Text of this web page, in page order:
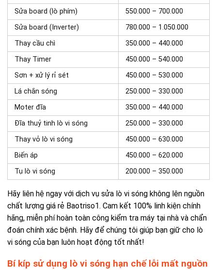
Sửa board (lò phím)
550.000 – 700.000
Sửa board (Inverter)
780.000 – 1.050.000
Thay cầu chì
350.000 – 440.000
Thay Timer
450.000 – 540.000
Sơn + xử lý rỉ sét
450.000 – 530.000
Lá chắn sóng
250.000 – 330.000
Moter đĩa
350.000 – 440.000
Đĩa thuỷ tinh lò vi sóng
250.000 – 330.000
Thay vỏ lò vi sóng
450.000 – 630.000
Biến áp
450.000 – 620.000
Tụ lò vi sóng
200.000 – 350.000
Hãy liên hệ ngay với dịch vụ sửa lò vi sóng không lên nguồn
chất lượng giá rẻ Baotriso1. Cam kết 100% linh kiện chính
hãng, miễn phí hoàn toàn công kiểm tra máy tại nhà và chẩn
đoán chính xác bệnh. Hãy để chúng tôi giúp bạn giữ cho lò
vi sóng của bạn luôn hoạt động tốt nhất!
Bí kíp sử dụng lò vi sóng hạn chế lỗi mất nguồn